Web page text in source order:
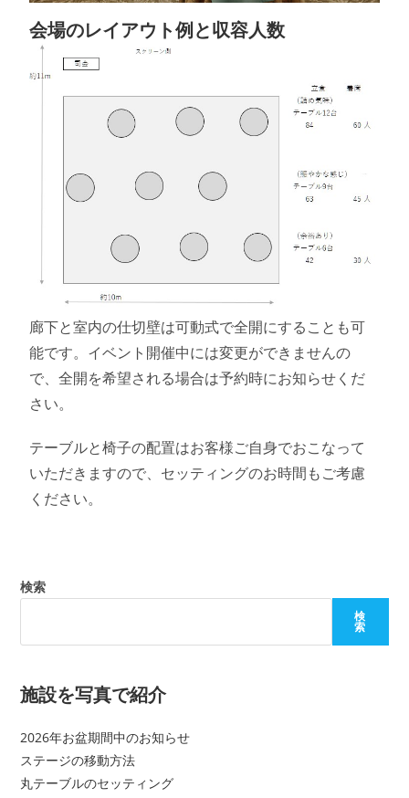
会場のレイアウト例と収容人数
廊下と室内の仕切壁は可動式で全開にすることも可
能です。イベント開催中には変更ができませんの
で、全開を希望される場合は予約時にお知らせくだ
さい。
テーブルと椅子の配置はお客様ご自身でおこなって
いただきますので、セッティングのお時間もご考慮
ください。
検索
検
索
施設を写真で紹介
2026年お盆期間中のお知らせ
ステージの移動方法
丸テーブルのセッティング